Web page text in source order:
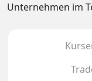
Unternehmen im